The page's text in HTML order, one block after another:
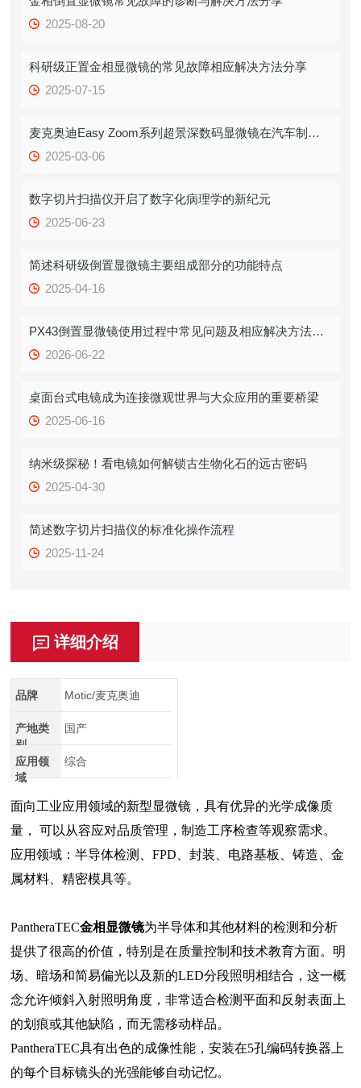
2025-08-20
科研级正置金相显微镜的常见故障相应解决方法分享
2025-07-15
麦克奥迪Easy Zoom系列超景深数码显微镜在汽车制造领域的应用
2025-03-06
数字切片扫描仪开启了数字化病理学的新纪元
2025-06-23
简述科研级倒置显微镜主要组成部分的功能特点
2025-04-16
PX43倒置显微镜使用过程中常见问题及相应解决方法全分享
2026-06-22
桌面台式电镜成为连接微观世界与大众应用的重要桥梁
2025-06-16
纳米级探秘！看电镜如何解锁古生物化石的远古密码
2025-04-30
简述数字切片扫描仪的标准化操作流程
2025-11-24
详细介绍
品牌 Motic/麦克奥迪
产地类
别
国产
应用领
域
综合
面向工业应用领域的新型显微镜，具有优异的光学成像质
量， 可以从容应对品质管理，制造工序检查等观察需求。
应用领域：半导体检测、FPD、封装、电路基板、铸造、金
属材料、精密模具等。
PantheraTEC金相显微镜为半导体和其他材料的检测和分析
提供了很高的价值，特别是在质量控制和技术教育方面。明
场、暗场和简易偏光以及新的LED分段照明相结合，这一概
念允许倾斜入射照明角度，非常适合检测平面和反射表面上
的划痕或其他缺陷，而无需移动样品。
PantheraTEC具有出色的成像性能，安装在5孔编码转换器上
的每个目标镜头的光强能够自动记忆。